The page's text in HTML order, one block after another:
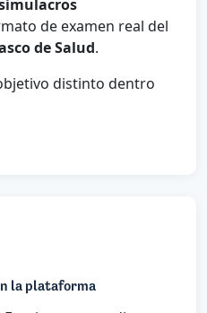
de examen real del
de Salud.
distinto dentro
la plataforma